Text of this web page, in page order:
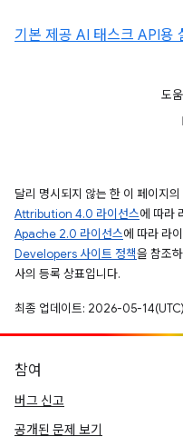
기본 제공 AI 태스크 API용
도
달리 명시되지 않는 한 이 페이지
Attribution 4.0 라이선스에 따라
Apache 2.0 라이선스에 따라 라
Developers 사이트 정책을 참조
사의 등록 상표입니다.
최종 업데이트: 2026-05-14(UTC)
참여
버그 신고
공개된 문제 보기